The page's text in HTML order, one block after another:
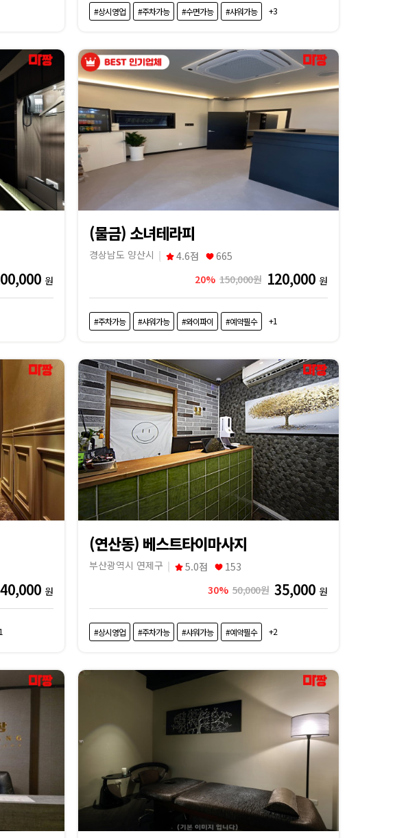
#상시영업 #주차가능 #수면가능 #샤워가능 +3
원
(물금) 소녀테라피
경상남도 양산시 4.6점
665
20% 150,000원 120,000 원
#주차가능 #샤워가능 #와이파이 #예약필수 +1
40,000 원
(연산동) 베스트타이마사지
부산광역시 연제구 5.0점
153
30% 50,000원 35,000 원
#상시영업 #주차가능 #샤워가능 #예약필수 +2